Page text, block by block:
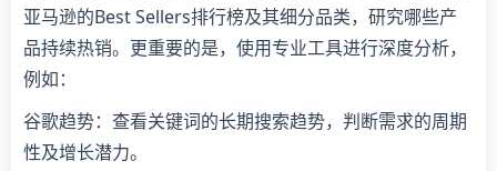
亚马逊的Best Sellers排行榜及其细分品类，研究哪些产
品持续热销。更重要的是，使用专业工具进行深度分析，
例如：
谷歌趋势：查看关键词的长期搜索趋势，判断需求的周期
性及增长潜力。